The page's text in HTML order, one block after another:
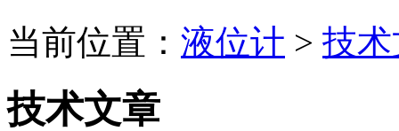
当前位置： 液位计 > 技
技术文章